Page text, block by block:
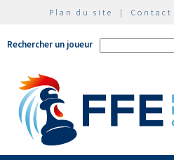
Plan du site | Contact
Rechercher un joueur